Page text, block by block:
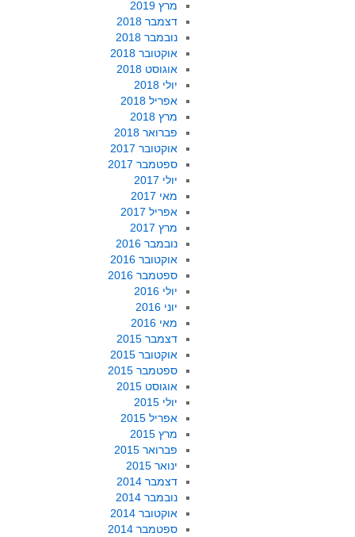
מרץ 2019
דצמבר 2018
נובמבר 2018
אוקטובר 2018
אוגוסט 2018
יולי 2018
אפריל 2018
מרץ 2018
פברואר 2018
אוקטובר 2017
ספטמבר 2017
יולי 2017
מאי 2017
אפריל 2017
מרץ 2017
נובמבר 2016
אוקטובר 2016
ספטמבר 2016
יולי 2016
יוני 2016
מאי 2016
דצמבר 2015
אוקטובר 2015
ספטמבר 2015
אוגוסט 2015
יולי 2015
אפריל 2015
מרץ 2015
פברואר 2015
ינואר 2015
דצמבר 2014
נובמבר 2014
אוקטובר 2014
ספטמבר 2014